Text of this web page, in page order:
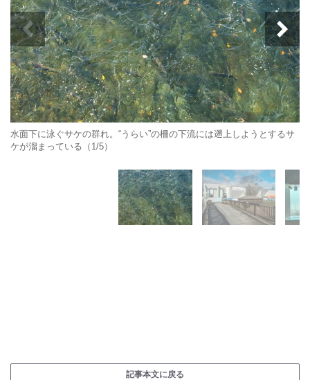
水面下に泳ぐサケの群れ。“うらい”の柵の下流には遡上しようとするサ
ケが溜まっている（1/5）
記事本文に戻る